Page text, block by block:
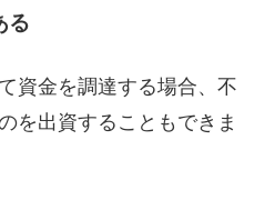
る
資金を調達する場合、不
を出資することもできま